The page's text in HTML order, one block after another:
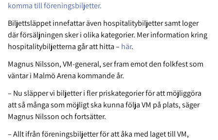
komma till föreningsbiljetter.
Biljettsläppet innefattar även hospitalitybiljetter samt loger
där försäljningen sker i olika kategorier. Mer information kring
hospitalitybiljetterna går att hitta – här.
Magnus Nilsson, VM-general, ser fram emot den folkfest som
väntar i Malmö Arena kommande år.
– Nu släpper vi biljetter i fler priskategorier för att möjliggöra
att så många som möjligt ska kunna följa VM på plats, säger
Magnus Nilsson och fortsätter.
– Allt ifrån föreningsbiljetter för att åka med laget till VM,